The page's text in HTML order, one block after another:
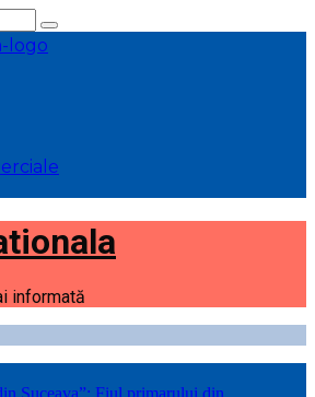
informată
Suceava”: Fiul primarului din